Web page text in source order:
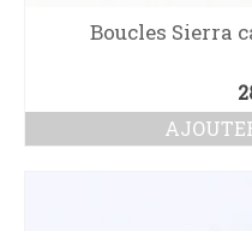
Boucles Sierra